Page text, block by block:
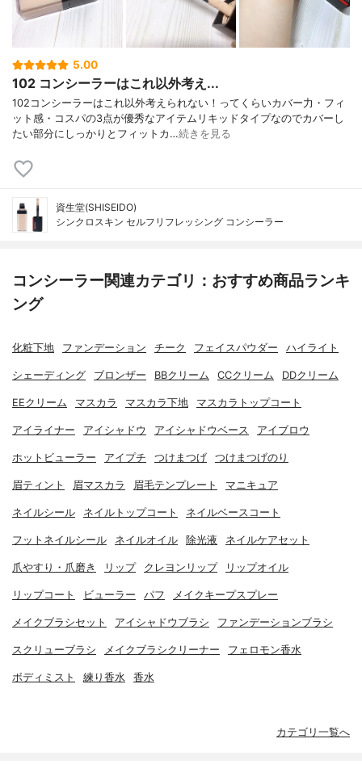
5.00
102 コンシーラーはこれ以外考え...
102コンシーラーはこれ以外考えられない！ってくらいカバー力・フィ
ット感・コスパの3点が優秀なアイテムリキッドタイプなのでカバーし
たい部分にしっかりとフィットカ…続きを見る
資生堂(SHISEIDO)
シンクロスキン セルフリフレッシング コンシーラー
コンシーラー関連カテゴリ：おすすめ商品ランキ
ング
化粧下地 ファンデーション チーク フェイスパウダー ハイライト
シェーディング ブロンザー BBクリーム CCクリーム DDクリーム
EEクリーム マスカラ マスカラ下地 マスカラトップコート
アイライナー アイシャドウ アイシャドウベース アイブロウ
ホットビューラー アイプチ つけまつげ つけまつげのり
眉ティント 眉マスカラ 眉毛テンプレート マニキュア
ネイルシール ネイルトップコート ネイルベースコート
フットネイルシール ネイルオイル 除光液 ネイルケアセット
爪やすり・爪磨き リップ クレヨンリップ リップオイル
リップコート ビューラー パフ メイクキープスプレー
メイクブラシセット アイシャドウブラシ ファンデーションブラシ
スクリューブラシ メイクブラシクリーナー フェロモン香水
ボディミスト 練り香水 香水
カテゴリ一覧へ